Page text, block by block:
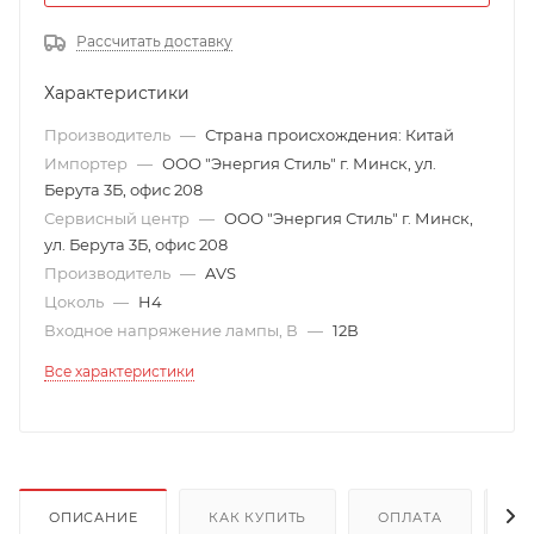
Рассчитать доставку
Характеристики
Производитель — Страна происхождения: Китай
Импортер — ООО "Энергия Стиль" г. Минск, ул.
Берута 3Б, офис 208
Сервисный центр — ООО "Энергия Стиль" г. Минск,
ул. Берута 3Б, офис 208
Производитель — AVS
Цоколь — H4
Входное напряжение лампы, В — 12В
Все характеристики
ОПИСАНИЕ КАК КУПИТЬ ОПЛАТА